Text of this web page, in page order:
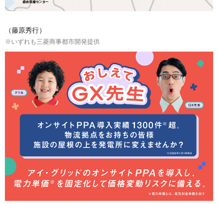
（藤原秀行）
※いずれも三菱商事都市開発提供